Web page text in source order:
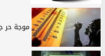
موجة حر جديدة